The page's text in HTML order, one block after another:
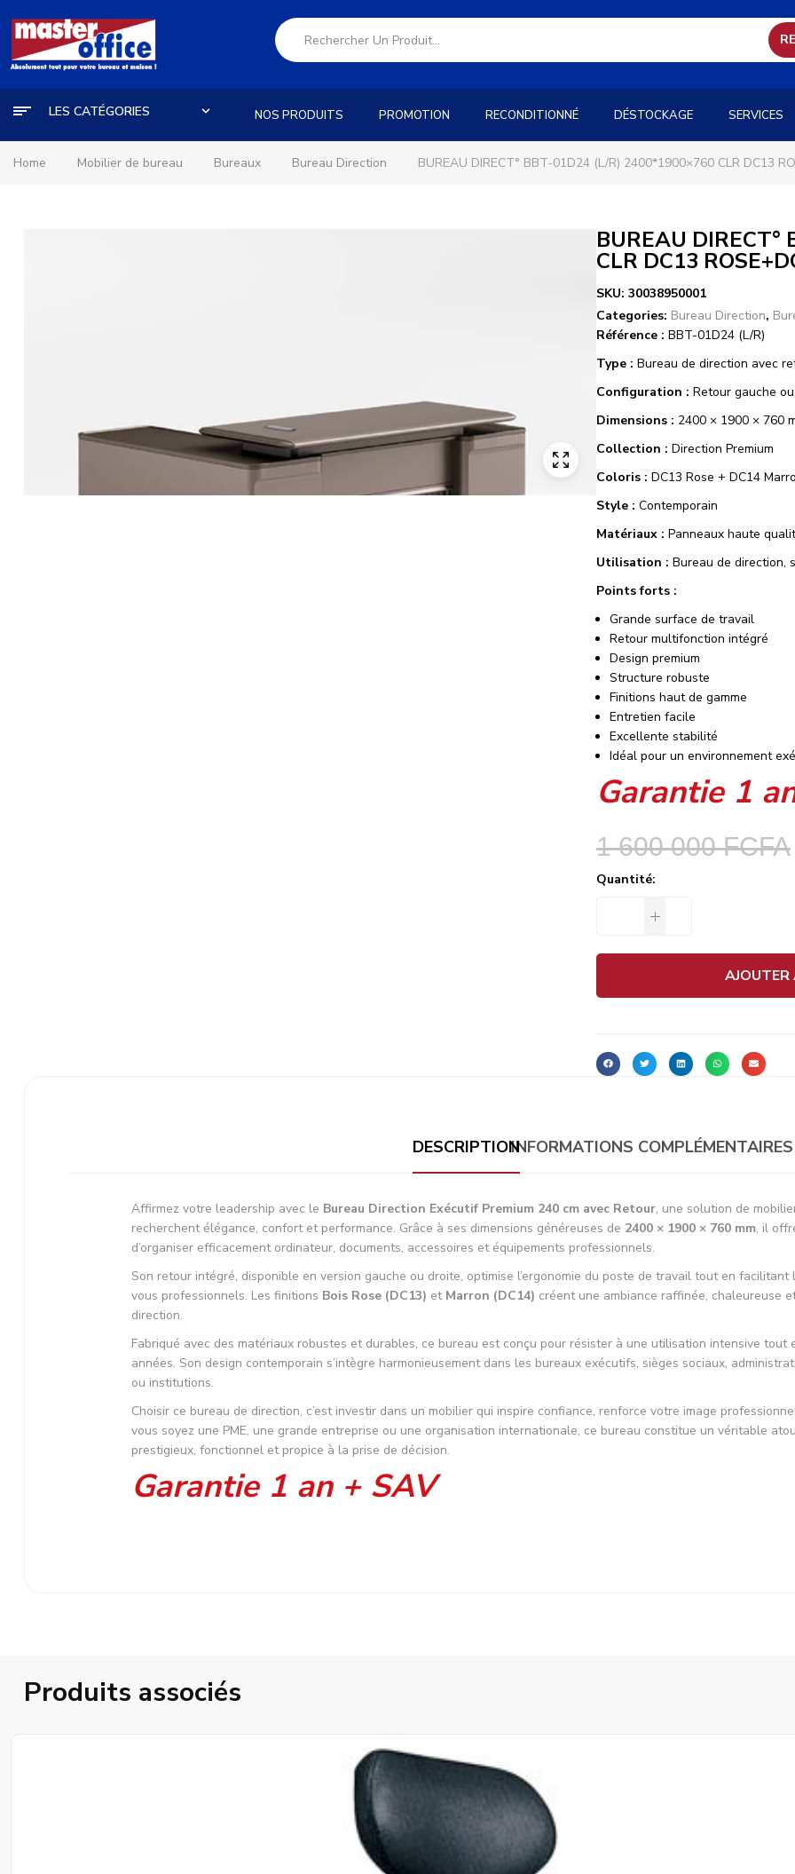
LES CATÉGORIES NOS PRODUITS PROMOTION RECONDITIONNÉ DÉSTOCKAGE SERVICES
Home Mobilier de bureau Bureaux Bureau Direction BUREAU DIRECT° BBT-01D24 (L/R) 2400*1900×760 CLR DC13
BUREAU
CLR DC13
SKU: 30038950001
Categories: Bureau Direction,
Référence : BBT-01D24 (L/R)
Type : Bureau de direction avec
Configuration : Retour gauche
Dimensions : 2400 × 1900 × 760
Collection : Direction Premium
Coloris : DC13 Rose + DC14
Style : Contemporain
Matériaux : Panneaux haute
Utilisation : Bureau de direction,
Points forts :
Grande surface de travail
Retour multifonction intégré
Design premium
Structure robuste
Finitions haut de gamme
Entretien facile
Excellente stabilité
Idéal pour un environnement
Garantie 1
1 600 000FCFA
Quantité:
AJOUTER
DESCRIPTIONINFORMATIONS COMPLÉMENTAIRES
Affirmez votre leadership avec le Bureau Direction Exécutif Premium 240 cm avec Retour, une solution de
recherchent élégance, confort et performance. Grâce à ses dimensions généreuses de 2400 × 1900 × 760 mm, il
d’organiser efficacement ordinateur, documents, accessoires et équipements professionnels.
Son retour intégré, disponible en version gauche ou droite, optimise l’ergonomie du poste de travail tout en
vous professionnels. Les finitions Bois Rose (DC13) et Marron (DC14) créent une ambiance raffinée, chaleureuse
direction.
Fabriqué avec des matériaux robustes et durables, ce bureau est conçu pour résister à une utilisation intensive
années. Son design contemporain s’intègre harmonieusement dans les bureaux exécutifs, sièges sociaux,
ou institutions.
Choisir ce bureau de direction, c’est investir dans un mobilier qui inspire confiance, renforce votre image
vous soyez une PME, une grande entreprise ou une organisation internationale, ce bureau constitue un véritable
prestigieux, fonctionnel et propice à la prise de décision.
Garantie 1 an + SAV
Produits associés